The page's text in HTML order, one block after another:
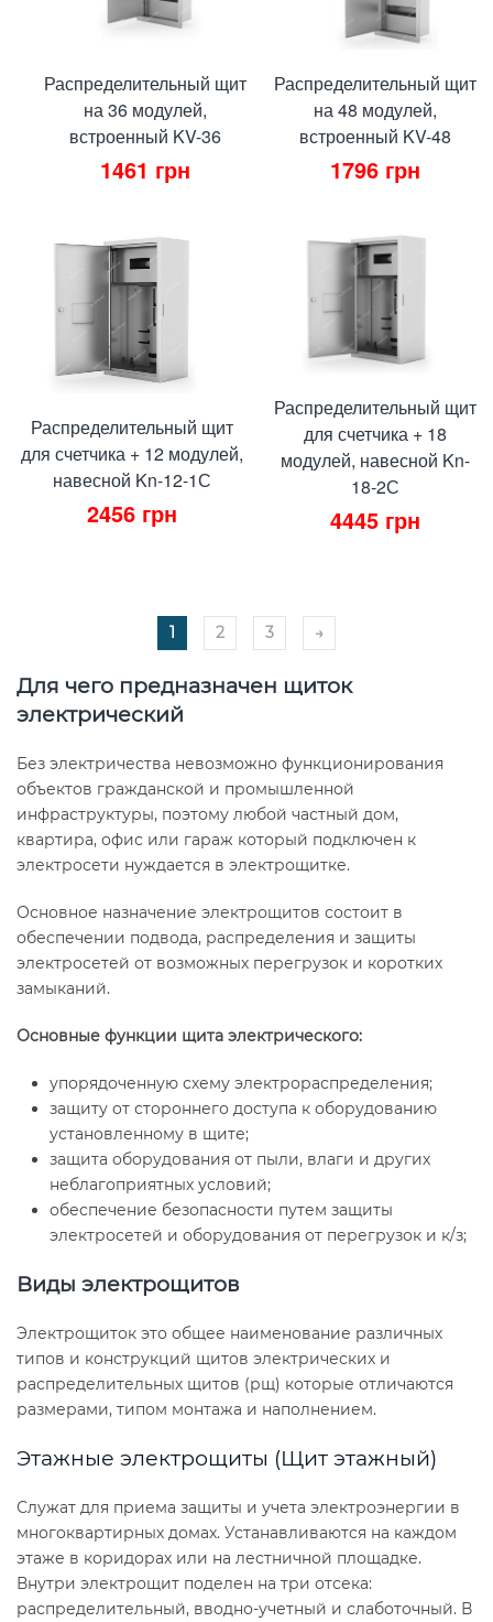
Распределительный щит
на 36 модулей,
встроенный KV-36
1461 грн
Распределительный щит
на 48 модулей,
встроенный KV-48
1796 грн
Распределительный щит
для счетчика + 12 модулей,
навесной Kn-12-1С
2456 грн
Распределительный щит
для счетчика + 18
модулей, навесной Kn-
18-2С
4445 грн
1 2 3 →
Для чего предназначен щиток
электрический
Без электричества невозможно функционирования
объектов гражданской и промышленной
инфраструктуры, поэтому любой частный дом,
квартира, офис или гараж который подключен к
электросети нуждается в электрощитке.
Основное назначение электрощитов состоит в
обеспечении подвода, распределения и защиты
электросетей от возможных перегрузок и коротких
замыканий.
Основные функции щита электрического:
упорядоченную схему электрораспределения;
защиту от стороннего доступа к оборудованию
установленному в щите;
защита оборудования от пыли, влаги и других
неблагоприятных условий;
обеспечение безопасности путем защиты
электросетей и оборудования от перегрузок и к/з;
Виды электрощитов
Электрощиток это общее наименование различных
типов и конструкций щитов электрических и
распределительных щитов (рщ) которые отличаются
размерами, типом монтажа и наполнением.
Этажные электрощиты (Щит этажный)
Служат для приема защиты и учета электроэнергии в
многоквартирных домах. Устанавливаются на каждом
этаже в коридорах или на лестничной площадке.
Внутри электрощит поделен на три отсека:
распределительный, вводно-учетный и слаботочный. В